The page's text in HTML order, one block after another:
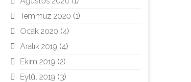
Temmuz 2020 (1)
Ocak 2020 (4)
Aralık 2019 (4)
Ekim 2019 (2)
Eylül 2019 (3)